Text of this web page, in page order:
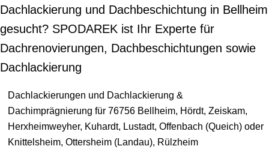
Dachlackierung und Dachbeschichtung in Bellheim
gesucht? SPODAREK ist Ihr Experte für
Dachrenovierungen, Dachbeschichtungen sowie
Dachlackierung
Dachlackierungen und Dachlackierung &
Dachimprägnierung für 76756 Bellheim, Hördt, Zeiskam,
Herxheimweyher, Kuhardt, Lustadt, Offenbach (Queich) oder
Knittelsheim, Ottersheim (Landau), Rülzheim